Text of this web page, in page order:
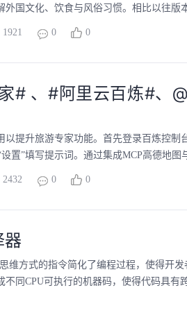
国文化、饮食与风俗习惯。相比以往版
1921 0 0
# 、#阿里云百炼#、
提升旅游专家功能。首先登录百炼控制
置”填写提示词。通过集成MCP高德地图
2432 0 0
器
维方式的指令简化了编程过程，使得开
同CPU可执行的机器码，使得代码具有